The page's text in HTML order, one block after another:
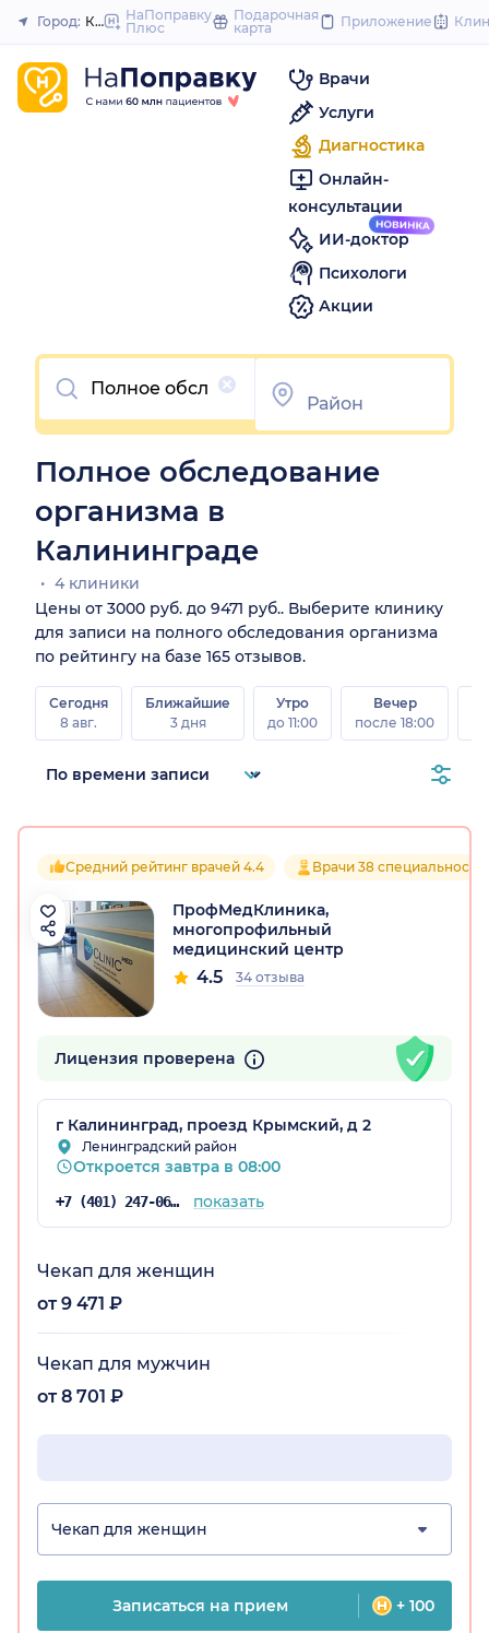
to
Закрыть
обл.)
Город: Калининград
НаПоправку
Плюс
Подарочная
карта
Приложение
Врачи
Услуги
Диагностика
Онлайн-
консультации
ИИ-доктор
Психологи
Акции
Очистить
Полное обследование
организма в
Калининграде
4 клиники
Цены от 3000 руб. до 9471 руб.. Выберите клинику
для записи на полного обследования организма
по рейтингу на базе 165 отзывов.
Сегодня
8 авг.
Ближайшие
3 дня
Утро
до 11:00
Вечер
после 18:00
Средний рейтинг врачей 4.4 Врачи 38
ПрофМедКлиника,
многопрофильный
медицинский центр
4.5 34 отзыва
Лицензия проверена
г Калининград, проезд Крымский, д 2
Ленинградский район
Откроется завтра в 08:00
+7 (401) 247-06-03 показать
Чекап для женщин
от 9 471 ₽
Чекап для мужчин
от 8 701 ₽
Чекап для женщин
Записаться на прием + 100